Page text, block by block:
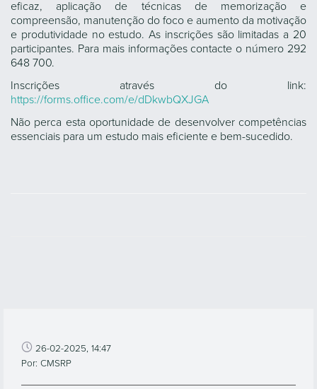
eficaz, aplicação de técnicas de memorização e
compreensão, manutenção do foco e aumento da motivação
e produtividade no estudo. As inscrições são limitadas a 20
participantes. Para mais informações contacte o número 292
648 700.
Inscrições através do link:
https://forms.office.com/e/dDkwbQXJGA
Não perca esta oportunidade de desenvolver competências
essenciais para um estudo mais eficiente e bem-sucedido.
26-02-2025, 14:47
Por: CMSRP